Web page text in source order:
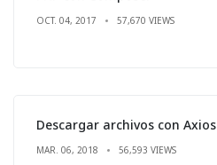
OCT. 04, 2017 57,670 VIEWS
Descargar archivos con Axios
MAR. 06, 2018 56,593 VIEWS